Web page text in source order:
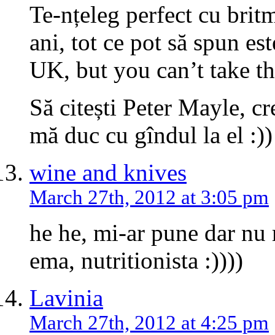
Te-nțeleg perfect cu
ani, tot ce pot să spun
UK, but you can’t take
Să citești Peter Mayle,
mă duc cu gîndul la el :))
wine and knives
March 27th, 2012 at 3:05 pm
he he, mi-ar pune dar nu
ema, nutritionista :))))
Lavinia
March 27th, 2012 at 4:25 pm